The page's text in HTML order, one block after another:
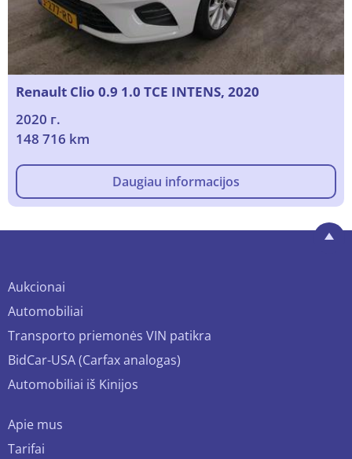
Renault Clio 0.9 1.0 TCE INTENS, 2020
2020 г.
148 716 km
Daugiau informacijos
Aukcionai
Automobiliai
Transporto priemonės VIN patikra
BidCar-USA (Carfax analogas)
Automobiliai iš Kinijos
Apie mus
Tarifai